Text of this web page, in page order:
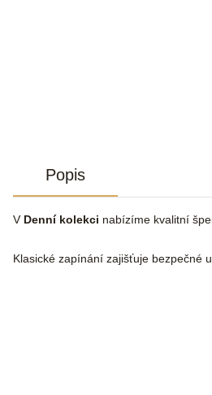
Popis
V Denní kolekci nabízíme kvalitní
Klasické zapínání zajišťuje bezpečné